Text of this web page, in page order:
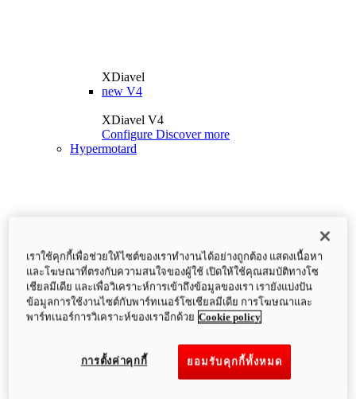
XDiavel
new V4
XDiavel V4
Configure Discover more
Hypermotard
เราใช้คุกกี้เพื่อช่วยให้ไซต์ของเราทำงานได้อย่างถูกต้อง แสดงเนื้อหา
และโฆษณาที่ตรงกับความสนใจของผู้ใช้ เปิดให้ใช้คุณสมบัติทางโซ
เชียลมีเดีย และเพื่อวิเคราะห์การเข้าถึงข้อมูลของเรา เรายังแบ่งปัน
ข้อมูลการใช้งานไซต์กับพาร์ทเนอร์โซเชียลมีเดีย การโฆษณาและ
พาร์ทเนอร์การวิเคราะห์ของเราอีกด้วย Cookie policy
ยอมรับคุกกี้ทั้งหมด
การตั้งค่าคุกกี้